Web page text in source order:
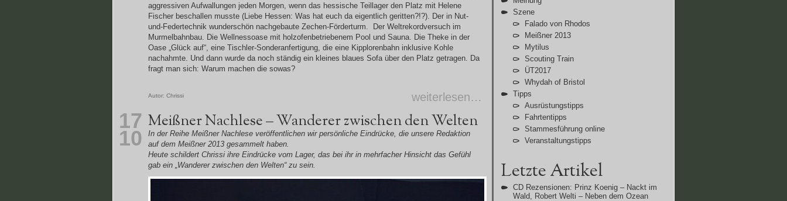
aggressiven Aufwallungen jeden Morgen, wenn das hessische Teillager den Platz mit Helene
Fischer beschallen musste (Liebe Hessen: Was hat euch da eigentlich geritten?!?). Der in Nut-
und-Federtechnik wunderschön nachgebaute Zechen-Förderturm. Der Weltrekordversuch im
Murmelbahnbau. Die Wellnessoase mit holzofenbetriebenem Pool und Sauna. Die Theke in der
Oase „Glück auf“, eine Tischler-Sonderanfertigung, die eine Kipplorenbahn inklusive Kohle
nachahmte. Und dann wurde da noch ständig ein kleines blaues Sofa über den Platz getragen. Da
fragt man sich: Warum machen die sowas?
weiterlesen…
Autor: Chrissi
17
10
Meißner Nachlese – Wanderer zwischen den Welten
In der Reihe Meißner Nachlese veröffentlichen wir persönliche Eindrücke, die unsere Redaktion
auf dem Meißner 2013 gesammelt haben.
Heute schildert Chrissi ihre Eindrücke vom Lager, das bei ihr in mehrfacher Hinsicht das Gefühl
gab ein „Wanderer zwischen den Welten“ zu sein.
Szene
Falado von Rhodos
Meißner 2013
Mytilus
Scouting Train
ÜT2017
Whydah of Bristol
Tipps
Ausrüstungstipps
Fahrtentipps
Stammesführung online
Veranstaltungstipps
Letzte Artikel
CD Rezensionen: Prinz Koenig – Nackt im
Wald, Robert Welti – Neben dem Ozean